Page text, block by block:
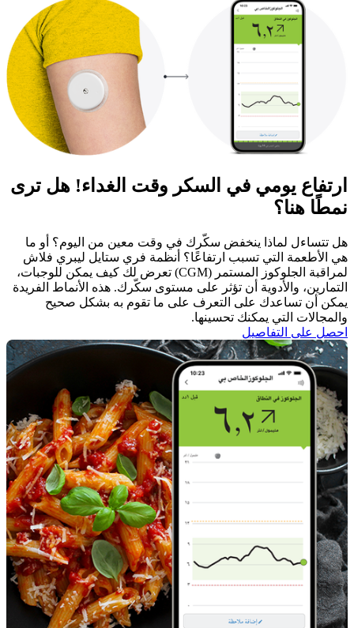
ارتفاع يومي في السكر وقت الغداء! هل ترى
نمطًا هنا؟
هل تتساءل لماذا ينخفض سكّرك في وقت معين من اليوم؟ أو ما
هي الأطعمة التي تسبب ارتفاعًا؟ أنظمة فري ستايل ليبري فلاش
لمراقبة الجلوكوز المستمر (CGM) تعرض لك كيف يمكن للوجبات،
التمارين، والأدوية أن تؤثر على مستوى سكّرك. هذه الأنماط الفريدة
يمكن أن تساعدك على التعرف على ما تقوم به بشكل صحيح
والمجالات التي يمكنك تحسينها.
احصل على التفاصيل